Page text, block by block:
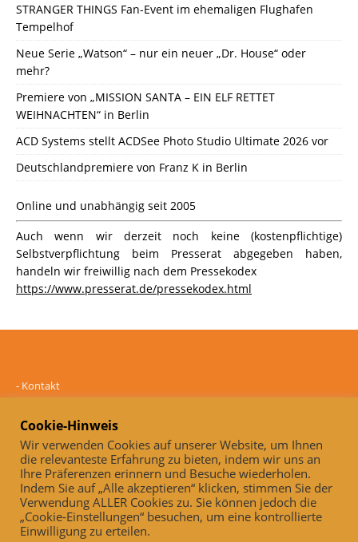
STRANGER THINGS Fan-Event im ehemaligen Flughafen
Tempelhof
Neue Serie „Watson“ – nur ein neuer „Dr. House“ oder
mehr?
Premiere von „MISSION SANTA – EIN ELF RETTET
WEIHNACHTEN“ in Berlin
ACD Systems stellt ACDSee Photo Studio Ultimate 2026 vor
Deutschlandpremiere von Franz K in Berlin
Online und unabhängig seit 2005
Auch wenn wir derzeit noch keine (kostenpflichtige)
Selbstverpflichtung beim Presserat abgegeben haben,
handeln wir freiwillig nach dem Pressekodex
https://www.presserat.de/pressekodex.html
- Kontakt
Datenschutz
-Impressum
Online und unabhängig seit 2005
Auch, wenn wir derzeit noch keine (kostenpflichtige)
Selbstverpflichtung beim Presserat abgegeben haben, handeln wir
freiwillig nach dem Pressekodex
Cookie-Hinweis
Wir verwenden Cookies auf unserer Website, um Ihnen
die relevanteste Erfahrung zu bieten, indem wir uns an
Ihre Präferenzen erinnern und Besuche wiederholen.
Indem Sie auf „Alle akzeptieren“ klicken, stimmen Sie der
Verwendung ALLER Cookies zu. Sie können jedoch die
„Cookie-Einstellungen“ besuchen, um eine kontrollierte
Einwilligung zu erteilen.